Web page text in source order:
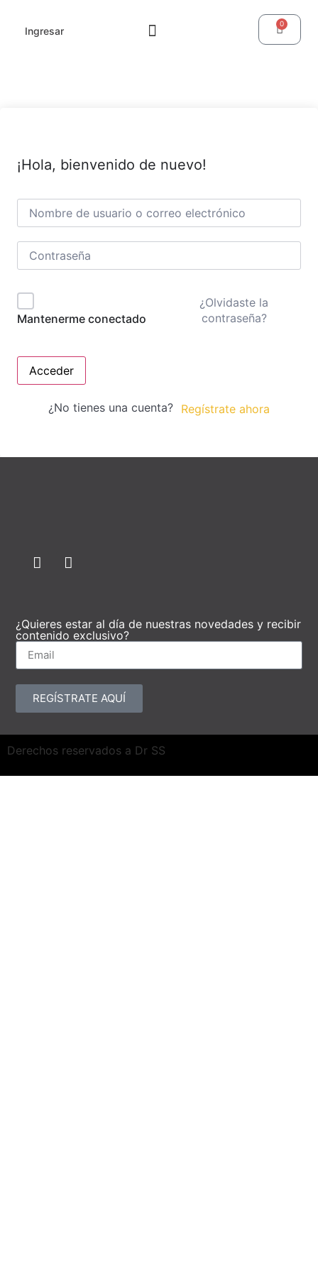
Ingresar
0
¡Hola, bienvenido de nuevo!
Mantenerme conectado
¿Olvidaste la
contraseña?
Acceder
¿No tienes una cuenta? Regístrate ahora
¿Quieres estar al día de nuestras novedades y recibir
contenido exclusivo?
REGÍSTRATE AQUÍ
Derechos reservados a Dr SS